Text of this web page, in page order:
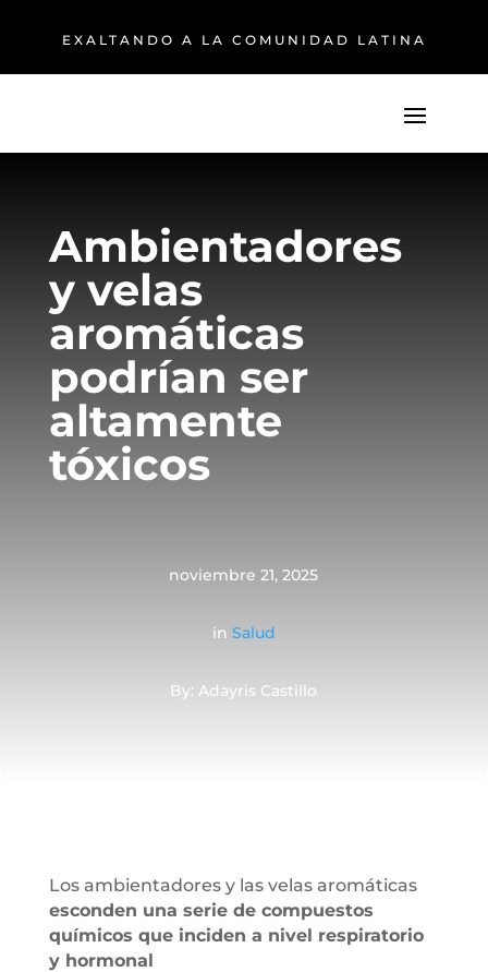
EXALTANDO A LA COMUNIDAD LATINA
Ambientadores
y velas
aromáticas
podrían ser
altamente
tóxicos
noviembre 21, 2025
in Salud
By: Adayris Castillo
Los ambientadores y las velas aromáticas
esconden una serie de compuestos
químicos que inciden a nivel respiratorio
y hormonal